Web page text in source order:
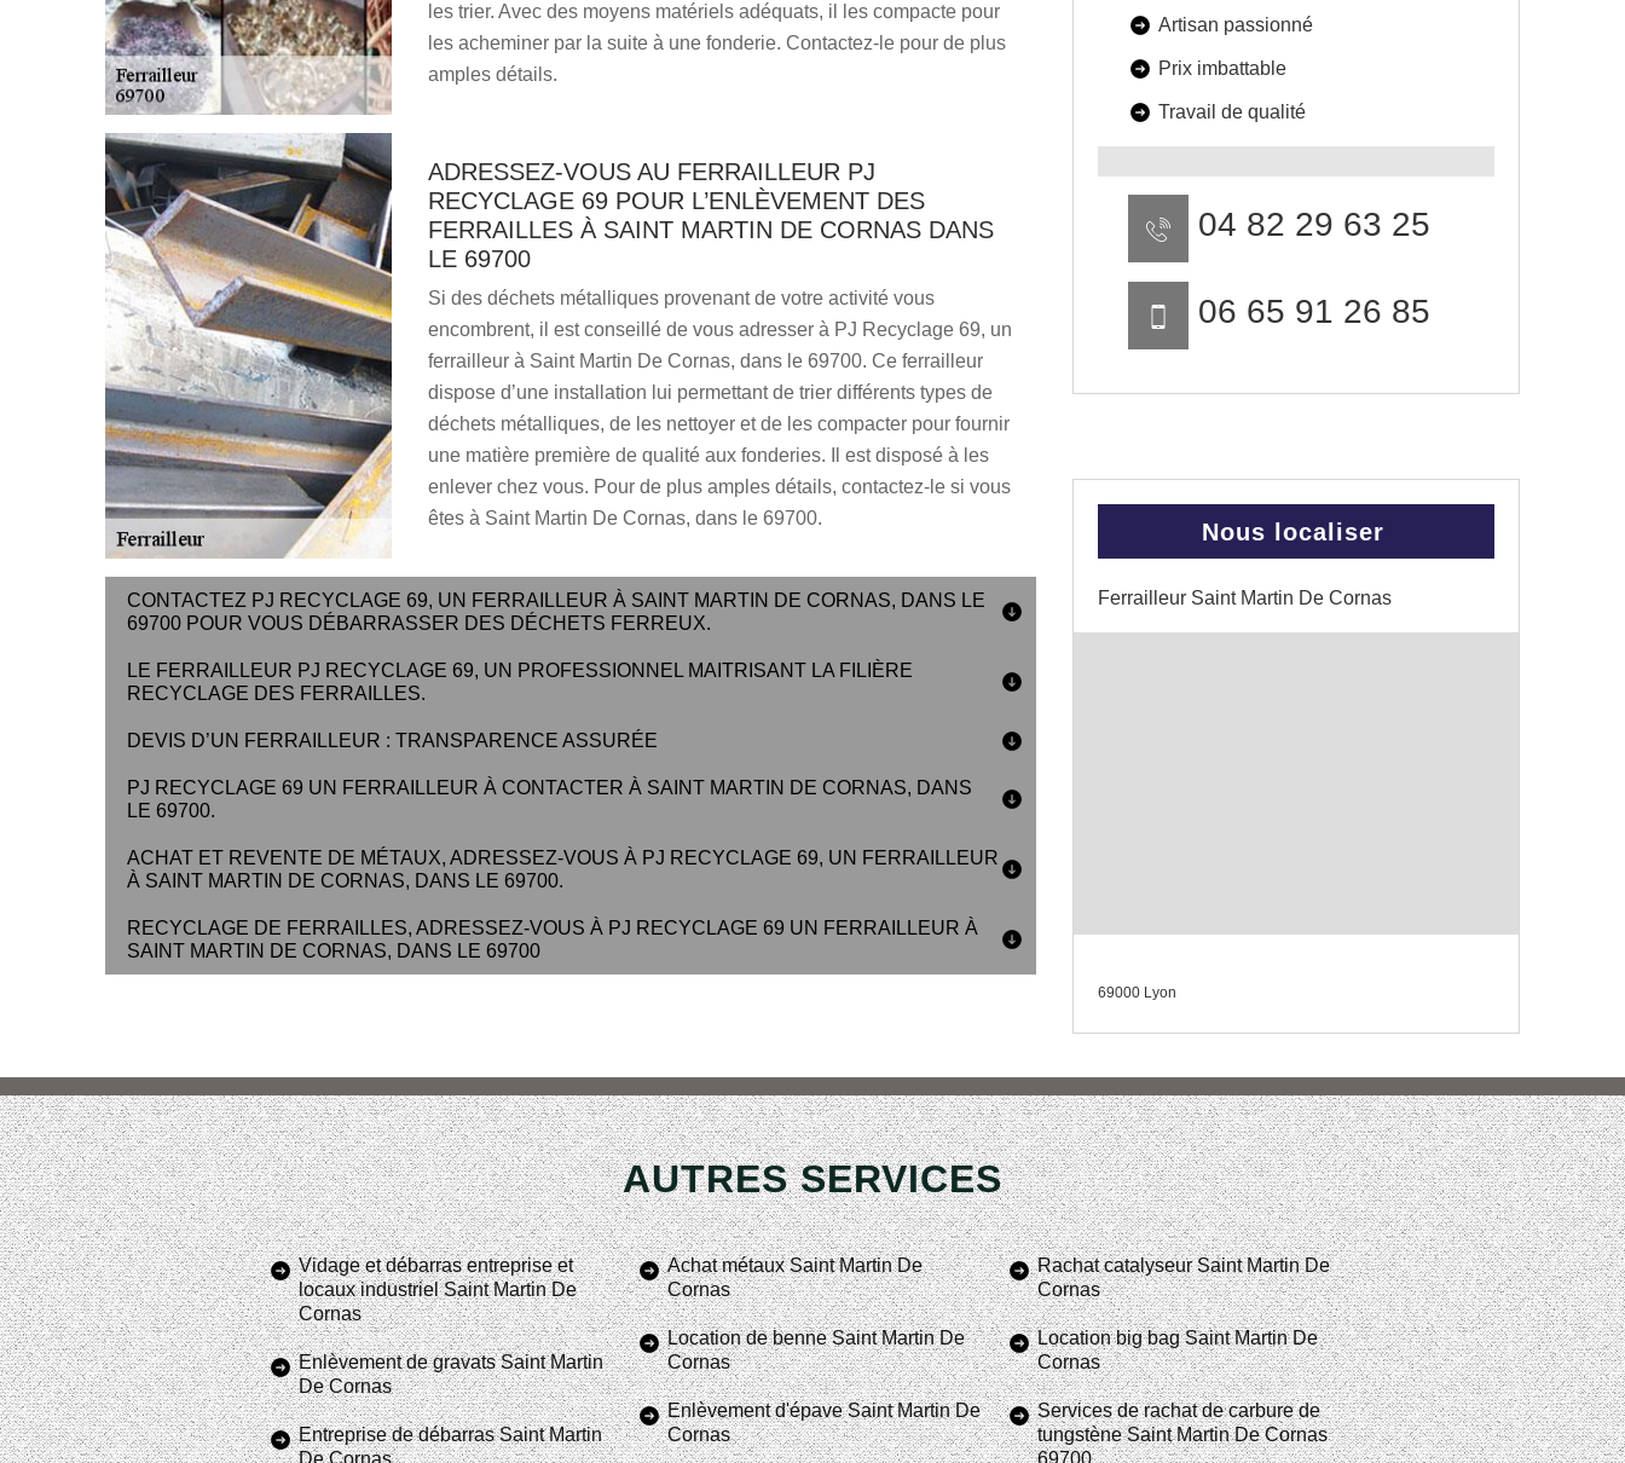
les trier. Avec des moyens matériels adéquats, il les compacte pour
les acheminer par la suite à une fonderie. Contactez-le pour de plus
amples détails.
ADRESSEZ-VOUS AU FERRAILLEUR PJ
RECYCLAGE 69 POUR L’ENLÈVEMENT DES
FERRAILLES À SAINT MARTIN DE CORNAS DANS
LE 69700
Si des déchets métalliques provenant de votre activité vous
encombrent, il est conseillé de vous adresser à PJ Recyclage 69, un
ferrailleur à Saint Martin De Cornas, dans le 69700. Ce ferrailleur
dispose d’une installation lui permettant de trier différents types de
déchets métalliques, de les nettoyer et de les compacter pour fournir
une matière première de qualité aux fonderies. Il est disposé à les
enlever chez vous. Pour de plus amples détails, contactez-le si vous
êtes à Saint Martin De Cornas, dans le 69700.
CONTACTEZ PJ RECYCLAGE 69, UN FERRAILLEUR À SAINT MARTIN DE CORNAS, DANS LE
69700 POUR VOUS DÉBARRASSER DES DÉCHETS FERREUX.
LE FERRAILLEUR PJ RECYCLAGE 69, UN PROFESSIONNEL MAITRISANT LA FILIÈRE
RECYCLAGE DES FERRAILLES.
DEVIS D’UN FERRAILLEUR : TRANSPARENCE ASSURÉE
PJ RECYCLAGE 69 UN FERRAILLEUR À CONTACTER À SAINT MARTIN DE CORNAS, DANS
LE 69700.
ACHAT ET REVENTE DE MÉTAUX, ADRESSEZ-VOUS À PJ RECYCLAGE 69, UN FERRAILLEUR
À SAINT MARTIN DE CORNAS, DANS LE 69700.
RECYCLAGE DE FERRAILLES, ADRESSEZ-VOUS À PJ RECYCLAGE 69 UN FERRAILLEUR À
SAINT MARTIN DE CORNAS, DANS LE 69700
Artisan passionné
Prix imbattable
Travail de qualité
04 82 29 63 25
06 65 91 26 85
Nous localiser
Ferrailleur Saint Martin De Cornas
69000 Lyon
AUTRES SERVICES
Vidage et débarras entreprise et
locaux industriel Saint Martin De
Cornas
Enlèvement de gravats Saint Martin
De Cornas
Entreprise de débarras Saint Martin
De Cornas
Achat métaux Saint Martin De
Cornas
Location de benne Saint Martin De
Cornas
Enlèvement d'épave Saint Martin De
Cornas
Rachat catalyseur Saint Martin De
Cornas
Location big bag Saint Martin De
Cornas
Services de rachat de carbure de
tungstène Saint Martin De Cornas
69700